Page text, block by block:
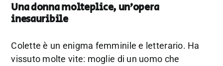
Una donna molteplice, un’opera
inesauribile
Colette è un enigma femminile e letterario. Ha
vissuto molte vite: moglie di un uomo che